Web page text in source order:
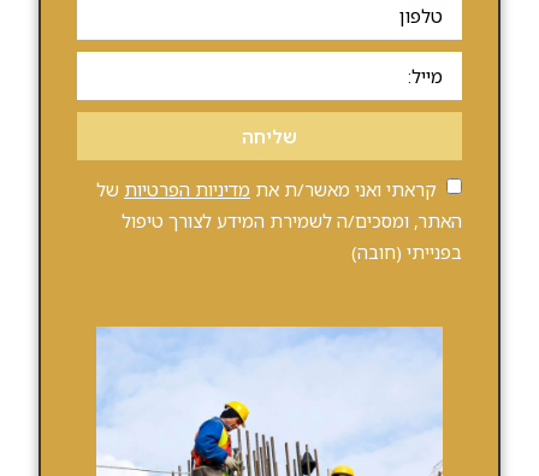
שליחה
קראתי ואני מאשר/ת את מדיניות הפרטיות של
האתר, ומסכים/ה לשמירת המידע לצורך טיפול
בפנייתי (חובה)